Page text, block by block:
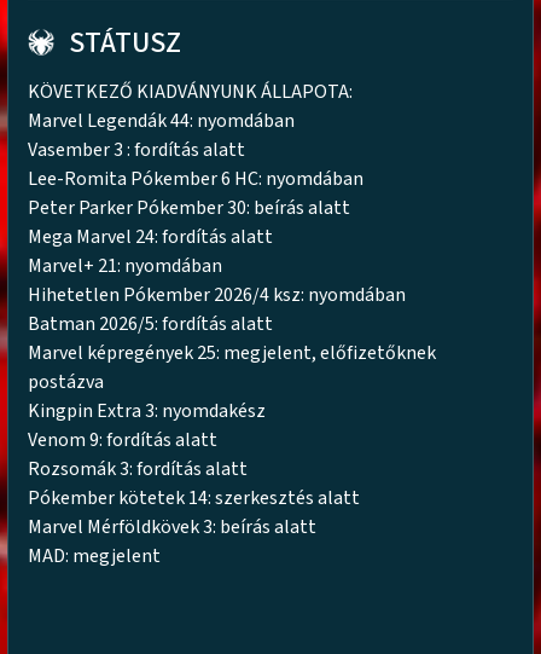
STÁTUSZ
KÖVETKEZŐ KIADVÁNYUNK ÁLLAPOTA:
Marvel Legendák 44: nyomdában
Vasember 3 : fordítás alatt
Lee-Romita Pókember 6 HC: nyomdában
Peter Parker Pókember 30: beírás alatt
Mega Marvel 24: fordítás alatt
Marvel+ 21: nyomdában
Hihetetlen Pókember 2026/4 ksz: nyomdában
Batman 2026/5: fordítás alatt
Marvel képregények 25: megjelent, előfizetőknek
postázva
Kingpin Extra 3: nyomdakész
Venom 9: fordítás alatt
Rozsomák 3: fordítás alatt
Pókember kötetek 14: szerkesztés alatt
Marvel Mérföldkövek 3: beírás alatt
MAD: megjelent